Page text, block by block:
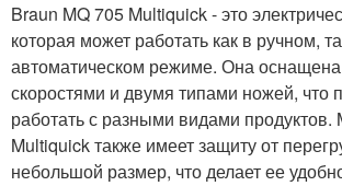
Braun MQ 705 Multiquick - это
которая может работать как в ручном,
автоматическом режиме. Она
скоростями и двумя типами ножей, что
работать с разными видами продуктов.
Multiquick также имеет защиту от
небольшой размер, что делает ее